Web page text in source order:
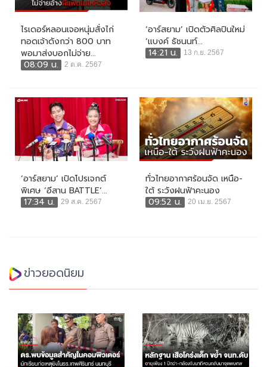
ไรเดอร์หลอนเจอหนุ่มสั่งไก่
ทอดเจ้าดังกว่า 800 บาท
พอมาส่งบอกไม่จ่าย...
08:09 น.
2 ต.ค. 2567
‘อาร์สยาม’ เปิดตัวศิลปินใหม่
‘แบงค์ ธัชนนท์...
14:21 น.
13 ก.ย. 2567
‘อาร์สยาม’ เปิดโปรเจกต์
พิเศษ ‘อีสาน BATTLE’...
17:34 น.
29 ส.ค. 2567
ทั่วไทยอากาศร้อนจัด เหนือ-
ใต้ ระวังฝนฟ้าคะนอง
09:52 น.
20 เม.ย. 2567
ข่าวยอดนิยม